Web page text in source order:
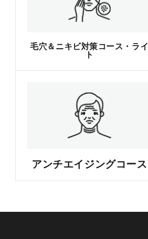
毛穴＆ニキビ対策コース・ライ
ト
アンチエイジングコース